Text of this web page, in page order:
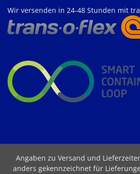
Wir versenden in 24-48 Stunden mit
Angaben zu Versand und
anders gekennzeichnet für